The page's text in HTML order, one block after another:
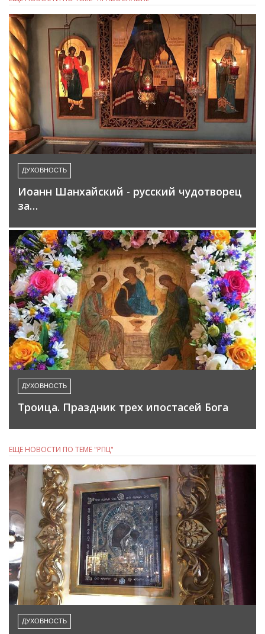
ДУХОВНОСТЬ
Иоанн Шанхайский - русский чудотворец
за…
ДУХОВНОСТЬ
Троица. Праздник трех ипостасей Бога
ЕЩЕ НОВОСТИ ПО ТЕМЕ "РПЦ"
ДУХОВНОСТЬ